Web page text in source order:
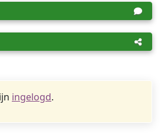
ingelogd.